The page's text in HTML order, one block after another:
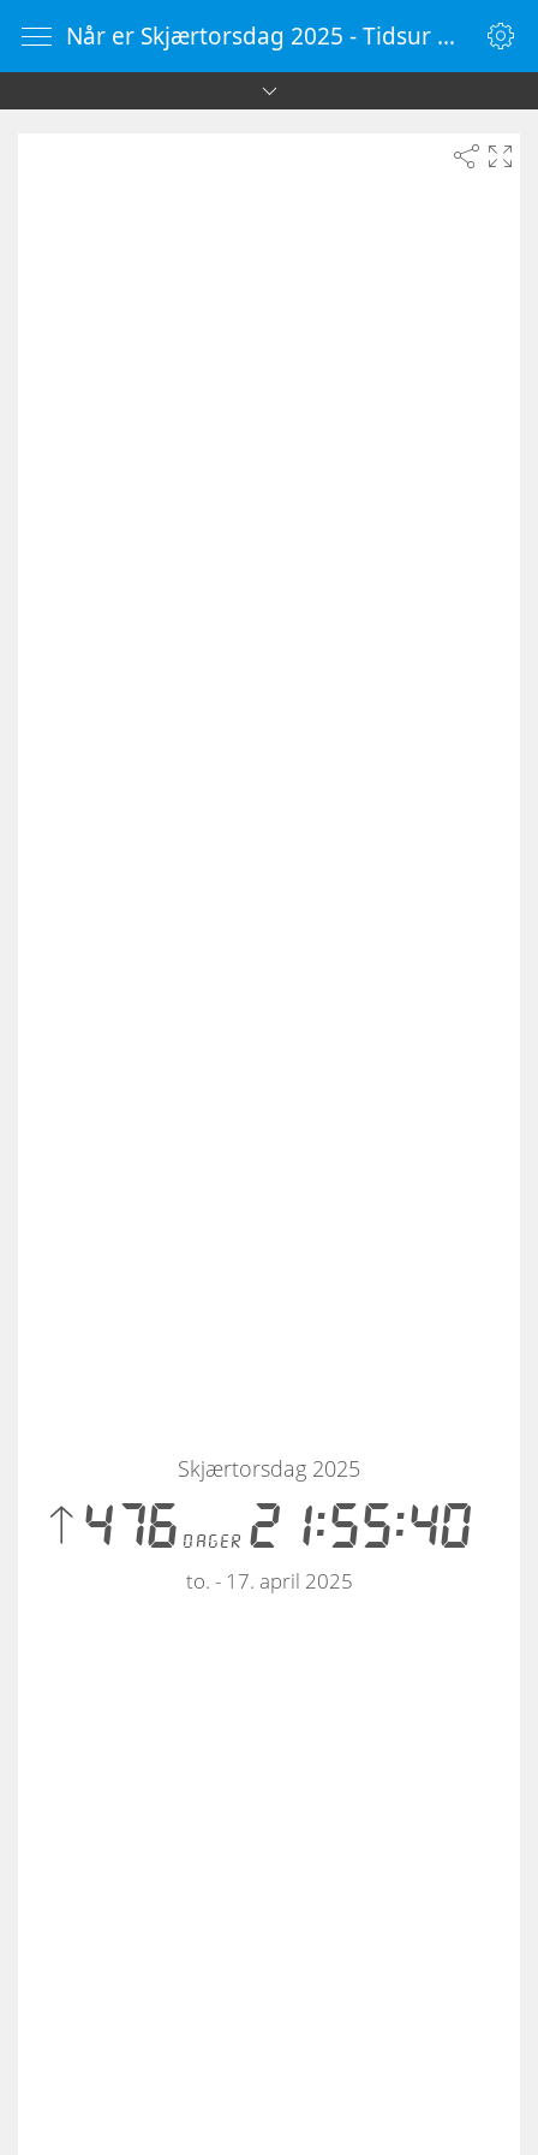
Når er Skjærtorsdag 2025 - Tidsur Online - KlokkeOnline.no
 476dager21:55:41
Skjærtorsdag 2025
to. - 17. april 2025